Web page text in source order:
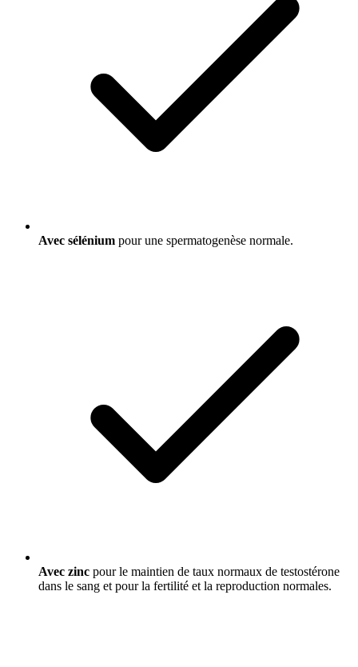
Avec sélénium pour une spermatogenèse normale.
Avec zinc pour le maintien de taux normaux de testostérone
dans le sang et pour la fertilité et la reproduction normales.